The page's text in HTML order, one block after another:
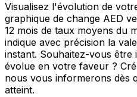
Visualisez l'évolution de
graphique de change AED
12 mois de taux moyens du
indique avec précision la
instant. Souhaitez-vous être
évolue en votre faveur ?
nous vous informerons dès
atteint.